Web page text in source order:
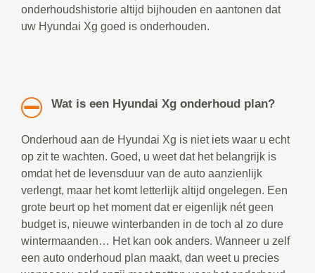
onderhoudshistorie altijd bijhouden en aantonen dat
uw Hyundai Xg goed is onderhouden.
Wat is een Hyundai Xg onderhoud plan?
Onderhoud aan de Hyundai Xg is niet iets waar u echt
op zit te wachten. Goed, u weet dat het belangrijk is
omdat het de levensduur van de auto aanzienlijk
verlengt, maar het komt letterlijk altijd ongelegen. Een
grote beurt op het moment dat er eigenlijk nét geen
budget is, nieuwe winterbanden in de toch al zo dure
wintermaanden… Het kan ook anders. Wanneer u zelf
een auto onderhoud plan maakt, dan weet u precies